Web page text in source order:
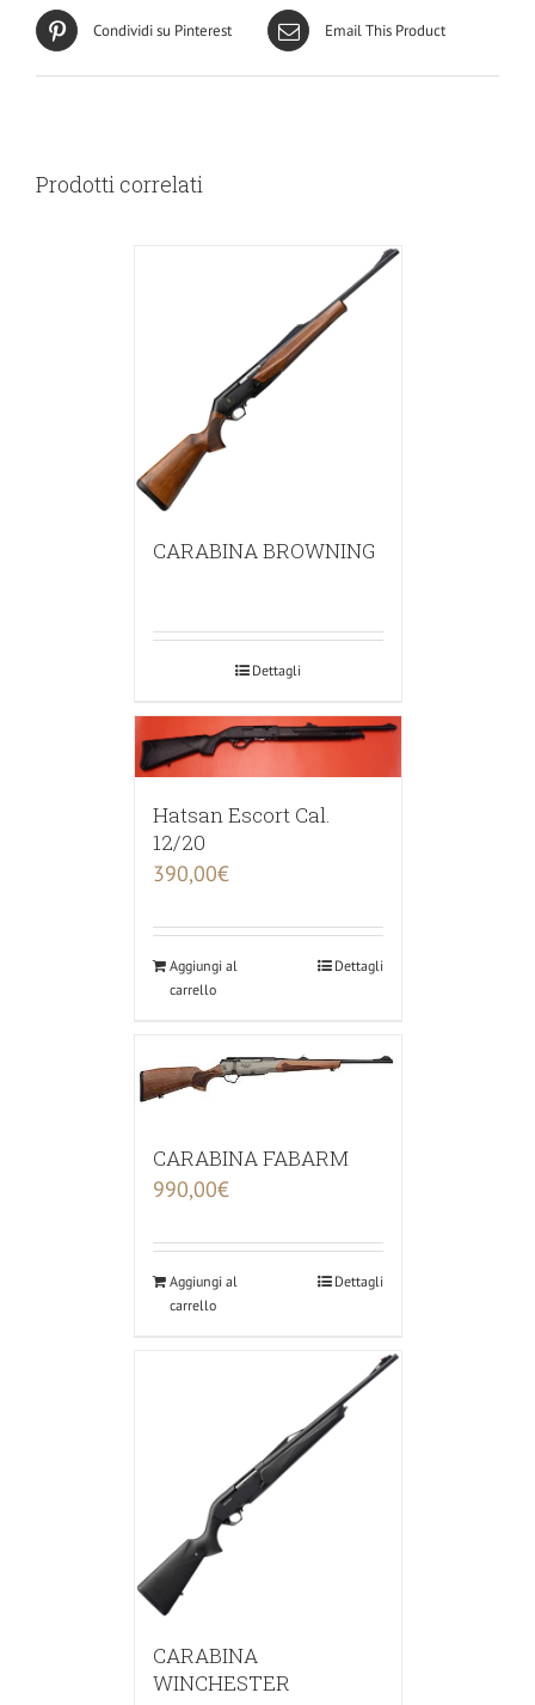
Condividi su Pinterest Email This Product
Prodotti correlati
CARABINA BROWNING
Dettagli
Hatsan Escort Cal.
12/20
390,00€
Aggiungi al
carrello
Dettagli
CARABINA FABARM
990,00€
Aggiungi al
carrello
Dettagli
CARABINA
WINCHESTER